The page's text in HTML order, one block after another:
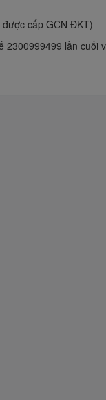
cấp GCN ĐKT)
2300999499 lần cuối